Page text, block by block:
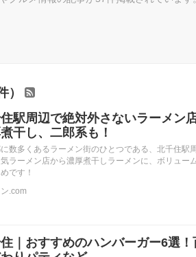
）
駅周辺で絶対外さないラーメン
干し、二郎系も！
数多くあるラーメン街のひとつである、北千住駅
ラーメン店から濃厚煮干しラーメンに、ボリュー
です！
.com
｜おすすめのハンバーガー6選